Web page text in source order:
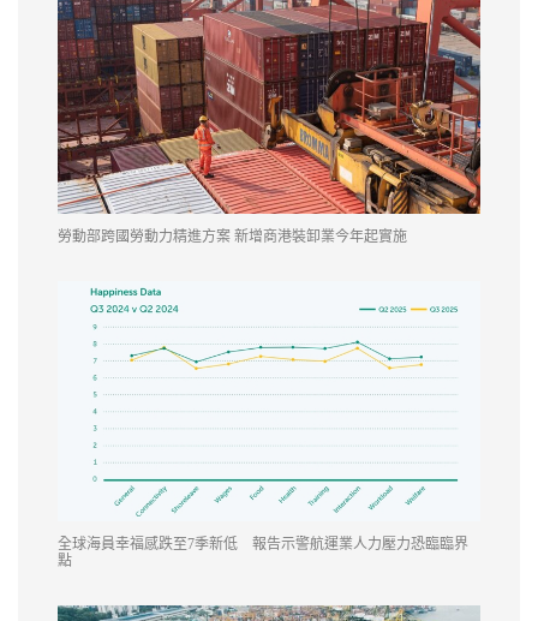
勞動部跨國勞動力精進方案 新增商港裝卸業今年起實施
全球海員幸福感跌至7季新低 報告示警航運業人力壓力恐臨臨界
點